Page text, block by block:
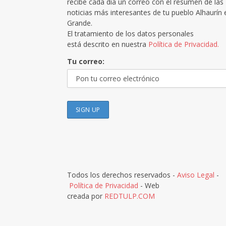
noticias más interesantes de tu pueblo Alhaurín
Grande.
El tratamiento de los datos personales
está descrito en nuestra Política de Privacidad.
Tu correo:
Todos los derechos reservados - Aviso Legal -
Política de Privacidad - Web
creada por REDTULP.COM